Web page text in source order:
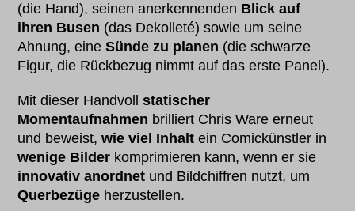
(die Hand), seinen anerkennenden Blick auf
ihren Busen (das Dekolleté) sowie um seine
Ahnung, eineSünde zu planen (die schwarze
Figur, die Rückbezug nimmt auf das erste Panel).
Mit dieser Handvollstatischer
Momentaufnahmen brilliert Chris Ware erneut
und beweist,wie viel Inhalt ein Comickünstler in
wenige Bilder komprimieren kann, wenn er sie
innovativ anordnet und Bildchiffren nutzt, um
Querbezüge herzustellen.